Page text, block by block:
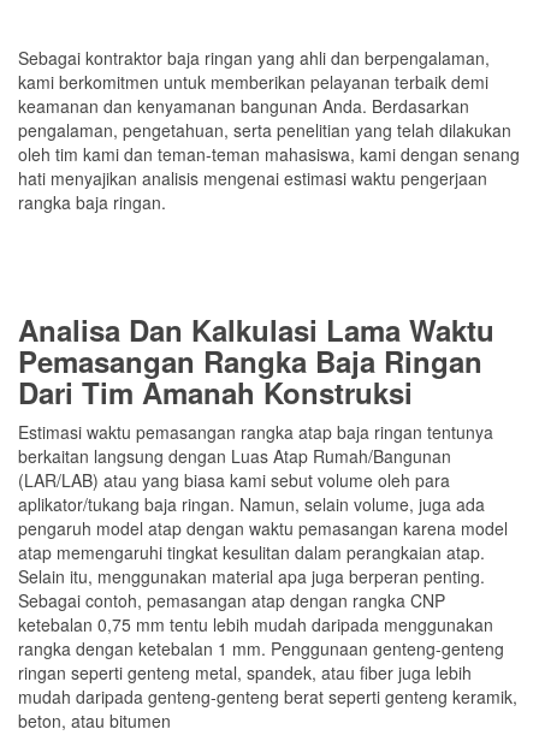
Sebagai kontraktor baja ringan yang ahli dan berpengalaman,
kami berkomitmen untuk memberikan pelayanan terbaik demi
keamanan dan kenyamanan bangunan Anda. Berdasarkan
pengalaman, pengetahuan, serta penelitian yang telah dilakukan
oleh tim kami dan teman-teman mahasiswa, kami dengan senang
hati menyajikan analisis mengenai estimasi waktu pengerjaan
rangka baja ringan.
Analisa Dan Kalkulasi Lama Waktu
Pemasangan Rangka Baja Ringan
Dari Tim Amanah Konstruksi
Estimasi waktu pemasangan rangka atap baja ringan tentunya
berkaitan langsung dengan Luas Atap Rumah/Bangunan
(LAR/LAB) atau yang biasa kami sebut volume oleh para
aplikator/tukang baja ringan. Namun, selain volume, juga ada
pengaruh model atap dengan waktu pemasangan karena model
atap memengaruhi tingkat kesulitan dalam perangkaian atap.
Selain itu, menggunakan material apa juga berperan penting.
Sebagai contoh, pemasangan atap dengan rangka CNP
ketebalan 0,75 mm tentu lebih mudah daripada menggunakan
rangka dengan ketebalan 1 mm. Penggunaan genteng-genteng
ringan seperti genteng metal, spandek, atau fiber juga lebih
mudah daripada genteng-genteng berat seperti genteng keramik,
beton, atau bitumen